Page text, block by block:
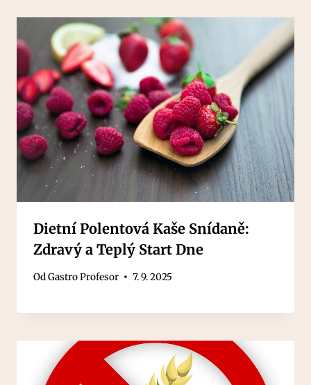
Dietní Polentová Kaše Snídaně:
Zdravý a Teplý Start Dne
OdGastro Profesor 7. 9. 2025